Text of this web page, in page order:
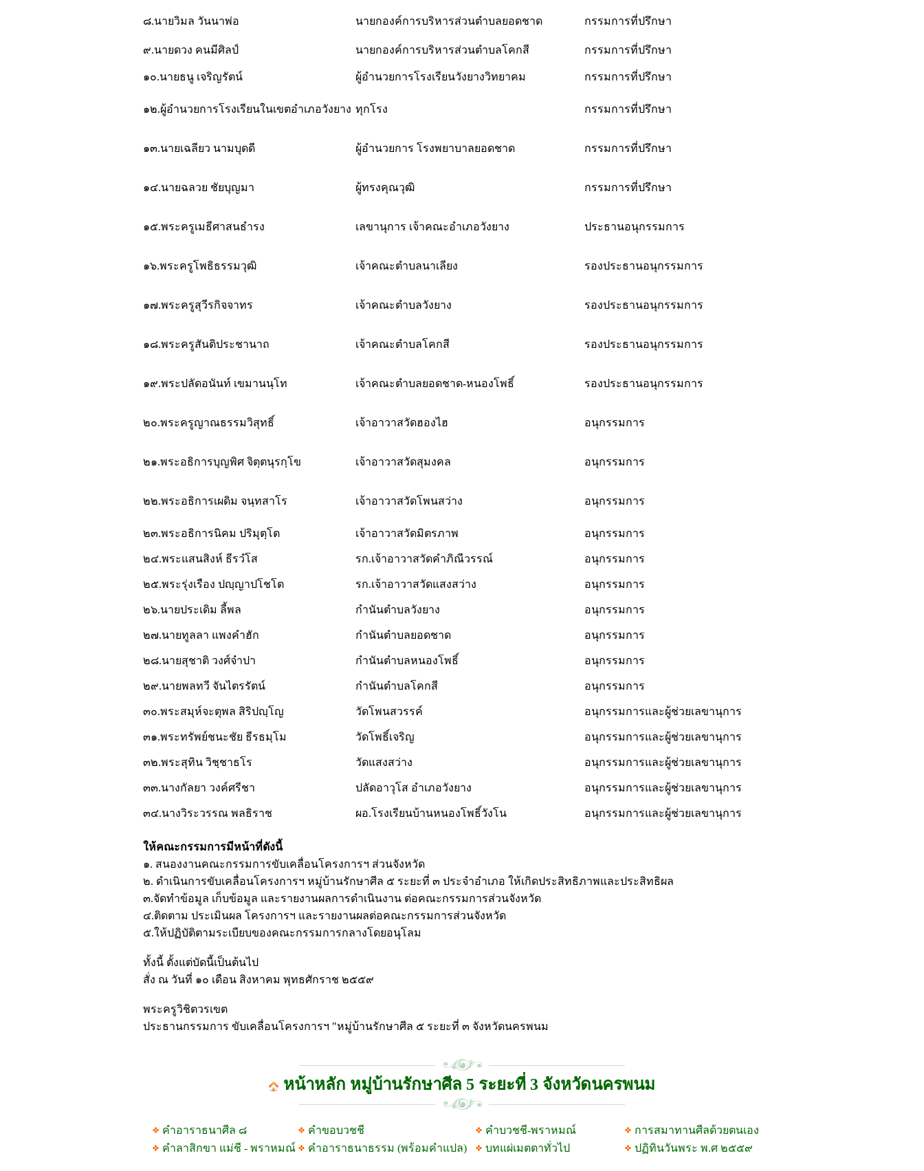
๘.นายวิมล วันนาพ่อ นายกองค์การบริหารส่วนตำบลยอดชาด กรรมการที่ปรึกษา
๙.นายดวง คนมีศิลป์ นายกองค์การบริหารส่วนตำบลโคกสี กรรมการที่ปรึกษา
๑๐.นายธนู เจริญรัตน์ ผู้อำนวยการโรงเรียนวังยางวิทยาคม กรรมการที่ปรึกษา
๑๒.ผู้อำนวยการโรงเรียนในเขตอำเภอวังยาง ทุกโรง กรรมการที่ปรึกษา
๑๓.นายเฉลียว นามบุดดี ผู้อำนวยการ โรงพยาบาลยอดชาด กรรมการที่ปรึกษา
๑๔.นายฉลวย ชัยบุญมา ผู้ทรงคุณวุฒิ กรรมการที่ปรึกษา
๑๕.พระครูเมธีศาสนธำรง เลขานุการ เจ้าคณะอำเภอวังยาง ประธานอนุกรรมการ
๑๖.พระครูโพธิธรรมวุฒิ เจ้าคณะตำบลนาเลียง รองประธานอนุกรรมการ
๑๗.พระครูสุวีรกิจจาทร เจ้าคณะตำบลวังยาง รองประธานอนุกรรมการ
๑๘.พระครูสันติประชานาถ เจ้าคณะตำบลโคกสี รองประธานอนุกรรมการ
๑๙.พระปลัดอนันท์ เขมานนฺโท เจ้าคณะตำบลยอดชาด-หนองโพธิ์ รองประธานอนุกรรมการ
๒๐.พระครูญาณธรรมวิสุทธิ์ เจ้าอาวาสวัดฮองไฮ อนุกรรมการ
๒๑.พระอธิการบุญพิศ จิตฺตนุรกฺโข เจ้าอาวาสวัดสุมงคล อนุกรรมการ
๒๒.พระอธิการเผดิม จนฺทสาโร เจ้าอาวาสวัดโพนสว่าง อนุกรรมการ
๒๓.พระอธิการนิคม ปริมุตฺโต เจ้าอาวาสวัดมิตรภาพ อนุกรรมการ
๒๔.พระแสนสิงห์ ธีรวํโส รก.เจ้าอาวาสวัดคำภิณีวรรณ์ อนุกรรมการ
๒๕.พระรุ่งเรือง ปญฺญาปโชโต รก.เจ้าอาวาสวัดแสงสว่าง อนุกรรมการ
๒๖.นายประเดิม ลี้พล กำนันตำบลวังยาง อนุกรรมการ
๒๗.นายทูลลา แพงคำฮัก กำนันตำบลยอดชาด อนุกรรมการ
๒๘.นายสุชาติ วงศ์จำปา กำนันตำบลหนองโพธิ์ อนุกรรมการ
๒๙.นายพลทวี จันไตรรัตน์ กำนันตำบลโคกสี อนุกรรมการ
๓๐.พระสมุห์จะตุพล สิริปญฺโญ วัดโพนสวรรค์ อนุกรรมการและผู้ช่วยเลขานุการ
๓๑.พระทรัพย์ชนะชัย ธีรธมฺโม วัดโพธิ์เจริญ อนุกรรมการและผู้ช่วยเลขานุการ
๓๒.พระสุทิน วิชฺชาธโร วัดแสงสว่าง อนุกรรมการและผู้ช่วยเลขานุการ
๓๓.นางกัลยา วงค์ศรีชา ปลัดอาวุโส อำเภอวังยาง อนุกรรมการและผู้ช่วยเลขานุการ
๓๔.นางวิระวรรณ พลธิราช ผอ.โรงเรียนบ้านหนองโพธิ์วังโน อนุกรรมการและผู้ช่วยเลขานุการ
ให้คณะกรรมการมีหน้าที่ดังนี้
๑. สนองงานคณะกรรมการขับเคลื่อนโครงการฯ ส่วนจังหวัด
๒. ดำเนินการขับเคลื่อนโครงการฯ หมู่บ้านรักษาศีล ๕ ระยะที่ ๓ ประจำอำเภอ ให้เกิดประสิทธิภาพและประสิทธิผล
๓.จัดทำข้อมูล เก็บข้อมูล และรายงานผลการดำเนินงาน ต่อคณะกรรมการส่วนจังหวัด
๔.ติดตาม ประเมินผล โครงการฯ และรายงานผลต่อคณะกรรมการส่วนจังหวัด
๕.ให้ปฏิบัติตามระเบียบของคณะกรรมการกลางโดยอนุโลม
ทั้งนี้ ตั้งแต่บัดนี้เป็นต้นไป
สั่ง ณ วันที่ ๑๐ เดือน สิงหาคม พุทธศักราช ๒๕๕๙
พระครูวิชิตวรเขต
ประธานกรรมการ ขับเคลื่อนโครงการฯ "หมู่บ้านรักษาศีล ๕ ระยะที่ ๓ จังหวัดนครพนม
หน้าหลัก หมู่บ้านรักษาศีล 5 ระยะที่ 3 จังหวัดนครพนม
คำอาราธนาศีล ๘ คำขอบวชชี คำบวชชี-พราหมณ์
การสมาทานศีลด้วยตนเอง
คำลาสิกขา แม่ชี - พราหมณ์
คำอาราธนาธรรม (พร้อมคำแปล) บทแผ่เมตตาทั่วไป ปฏิทินวันพระ พ.ศ ๒๕๕๙